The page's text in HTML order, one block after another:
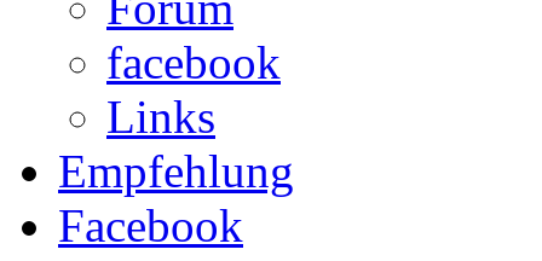
facebook
Links
Empfehlung
Facebook